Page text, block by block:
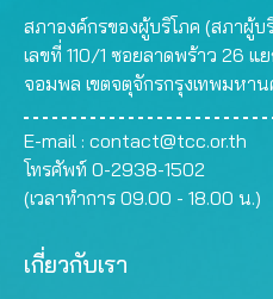
สภาองค์กรของผู้บริโภค (สภาผู้บ
เลขที่ 110/1 ซอยลาดพร้าว 26 แ
จอมพล เขตจตุจักรกรุงเทพมหา
E-mail : contact@tcc.or.th
โทรศัพท์ 0-2938-1502
(เวลาทำการ 09.00 - 18.00 น.)
เกี่ยวกับเรา